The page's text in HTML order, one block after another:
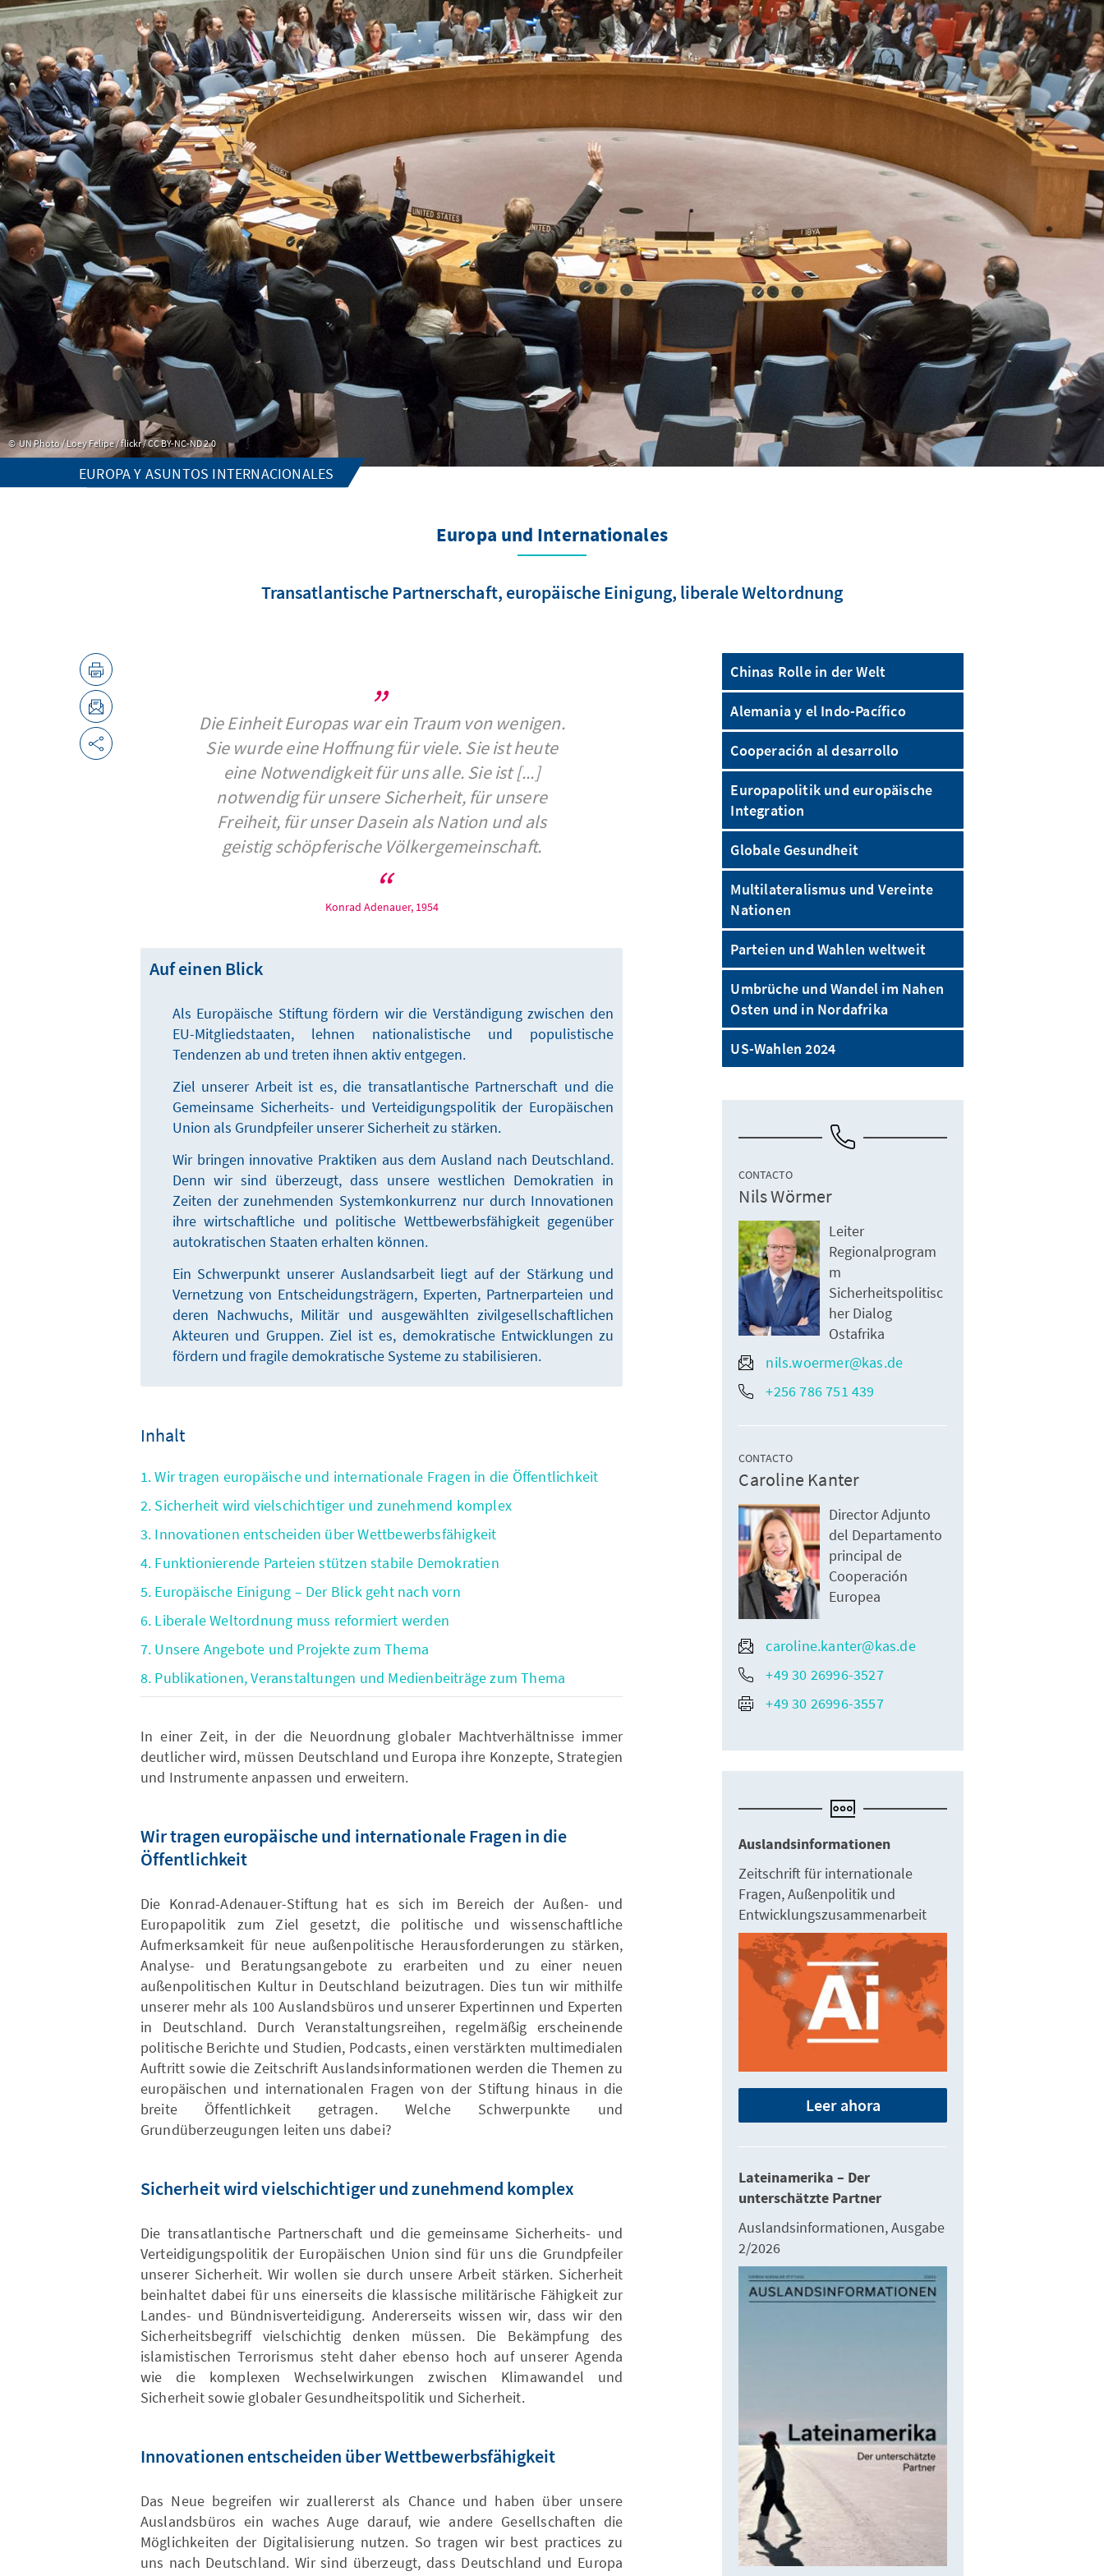
UN Photo / Loey Felipe / flickr / CC BY-NC-ND 2.0
EUROPA Y ASUNTOS INTERNACIONALES
Europa und Internationales
Transatlantische Partnerschaft, europäische Einigung, liberale Weltordnung
Die Einheit Europas war ein Traum von wenigen.
Sie wurde eine Hoffnung für viele. Sie ist heute
eine Notwendigkeit für uns alle. Sie ist [...]
notwendig für unsere Sicherheit, für unsere
Freiheit, für unser Dasein als Nation und als
geistig schöpferische Völkergemeinschaft.
Konrad Adenauer, 1954
Auf einen Blick
Als Europäische Stiftung fördern wir die Verständigung zwischen den
EU-Mitgliedstaaten, lehnen nationalistische und populistische
Tendenzen ab und treten ihnen aktiv entgegen.
Ziel unserer Arbeit ist es, die transatlantische Partnerschaft und die
Gemeinsame Sicherheits- und Verteidigungspolitik der Europäischen
Union als Grundpfeiler unserer Sicherheit zu stärken.
Wir bringen innovative Praktiken aus dem Ausland nach Deutschland.
Denn wir sind überzeugt, dass unsere westlichen Demokratien in
Zeiten der zunehmenden Systemkonkurrenz nur durch Innovationen
ihre wirtschaftliche und politische Wettbewerbsfähigkeit gegenüber
autokratischen Staaten erhalten können.
Ein Schwerpunkt unserer Auslandsarbeit liegt auf der Stärkung und
Vernetzung von Entscheidungsträgern, Experten, Partnerparteien und
deren Nachwuchs, Militär und ausgewählten zivilgesellschaftlichen
Akteuren und Gruppen. Ziel ist es, demokratische Entwicklungen zu
fördern und fragile demokratische Systeme zu stabilisieren.
Inhalt
1. Wir tragen europäische und internationale Fragen in die Öffentlichkeit
2. Sicherheit wird vielschichtiger und zunehmend komplex
3. Innovationen entscheiden über Wettbewerbsfähigkeit
4. Funktionierende Parteien stützen stabile Demokratien
5. Europäische Einigung – Der Blick geht nach vorn
6. Liberale Weltordnung muss reformiert werden
7. Unsere Angebote und Projekte zum Thema
8. Publikationen, Veranstaltungen und Medienbeiträge zum Thema
In einer Zeit, in der die Neuordnung globaler Machtverhältnisse immer
deutlicher wird, müssen Deutschland und Europa ihre Konzepte, Strategien
und Instrumente anpassen und erweitern.
Wir tragen europäische und internationale Fragen in die
Öffentlichkeit
Die Konrad-Adenauer-Stiftung hat es sich im Bereich der Außen- und
Europapolitik zum Ziel gesetzt, die politische und wissenschaftliche
Aufmerksamkeit für neue außenpolitische Herausforderungen zu stärken,
Analyse- und Beratungsangebote zu erarbeiten und zu einer neuen
außenpolitischen Kultur in Deutschland beizutragen. Dies tun wir mithilfe
unserer mehr als 100 Auslandsbüros und unserer Expertinnen und Experten
in Deutschland. Durch Veranstaltungsreihen, regelmäßig erscheinende
politische Berichte und Studien, Podcasts, einen verstärkten multimedialen
Auftritt sowie die Zeitschrift Auslandsinformationen werden die Themen zu
europäischen und internationalen Fragen von der Stiftung hinaus in die
breite Öffentlichkeit getragen. Welche Schwerpunkte und
Grundüberzeugungen leiten uns dabei?
Sicherheit wird vielschichtiger und zunehmend komplex
Die transatlantische Partnerschaft und die gemeinsame Sicherheits- und
Verteidigungspolitik der Europäischen Union sind für uns die Grundpfeiler
unserer Sicherheit. Wir wollen sie durch unsere Arbeit stärken. Sicherheit
beinhaltet dabei für uns einerseits die klassische militärische Fähigkeit zur
Landes- und Bündnisverteidigung. Andererseits wissen wir, dass wir den
Sicherheitsbegriff vielschichtig denken müssen. Die Bekämpfung des
islamistischen Terrorismus steht daher ebenso hoch auf unserer Agenda
wie die komplexen Wechselwirkungen zwischen Klimawandel und
Sicherheit sowie globaler Gesundheitspolitik und Sicherheit.
Innovationen entscheiden über Wettbewerbsfähigkeit
Das Neue begreifen wir zuallererst als Chance und haben über unsere
Auslandsbüros ein waches Auge darauf, wie andere Gesellschaften die
Möglichkeiten der Digitalisierung nutzen. So tragen wir best practices zu
uns nach Deutschland. Wir sind überzeugt, dass Deutschland und Europa
Chinas Rolle in der Welt
Alemania y el Indo-Pacífico
Cooperación al desarrollo
Europapolitik und europäische
Integration
Globale Gesundheit
Multilateralismus und Vereinte
Nationen
Parteien und Wahlen weltweit
Umbrüche und Wandel im Nahen
Osten und in Nordafrika
US-Wahlen 2024
CONTACTO
Nils Wörmer
Leiter
Regionalprogram
m
Sicherheitspolitisc
her Dialog
Ostafrika
nils.woermer@kas.de
+256 786 751 439
CONTACTO
Caroline Kanter
Director Adjunto
del Departamento
principal de
Cooperación
Europea
caroline.kanter@kas.de
+49 30 26996-3527
+49 30 26996-3557
Auslandsinformationen
Zeitschrift für internationale
Fragen, Außenpolitik und
Entwicklungszusammenarbeit
Leer ahora
Lateinamerika – Der
unterschätzte Partner
Auslandsinformationen, Ausgabe
2/2026